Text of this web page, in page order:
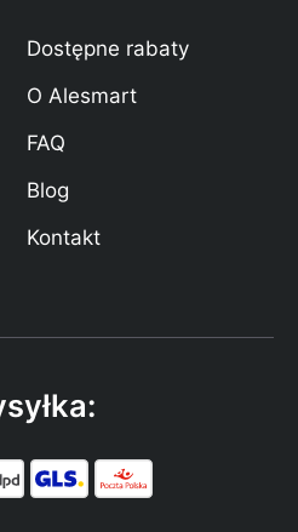
Dostępne rabaty
O Alesmart
FAQ
Blog
Kontakt